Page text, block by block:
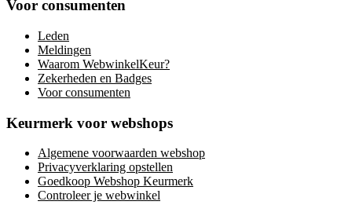
Voor consumenten
Leden
Meldingen
Waarom WebwinkelKeur?
Zekerheden en Badges
Voor consumenten
Keurmerk voor webshops
Algemene voorwaarden webshop
Privacyverklaring opstellen
Goedkoop Webshop Keurmerk
Controleer je webwinkel